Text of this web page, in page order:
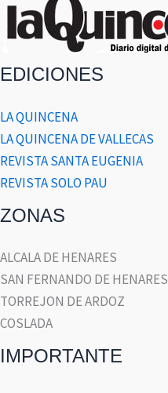
EDICIONES
LA QUINCENA
LA QUINCENA DE VALLECAS
REVISTA SANTA EUGENIA
REVISTA SOLO PAU
ZONAS
ALCALA DE HENARES
SAN FERNANDO DE HENARES
TORREJON DE ARDOZ
COSLADA
IMPORTANTE